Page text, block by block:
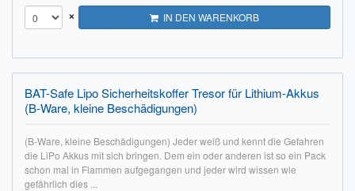
× IN DEN WARENKORB
BAT-Safe Lipo Sicherheitskoffer Tresor für Lithium-Akkus
(B-Ware, kleine Beschädigungen)
(B-Ware, kleine Beschädigungen) Jeder weiß und kennt die Gefahren
die LiPo Akkus mit sich bringen. Dem ein oder anderen ist so ein Pack
schon mal in Flammen aufgegangen und jeder wird wissen wie
gefährlich dies ...